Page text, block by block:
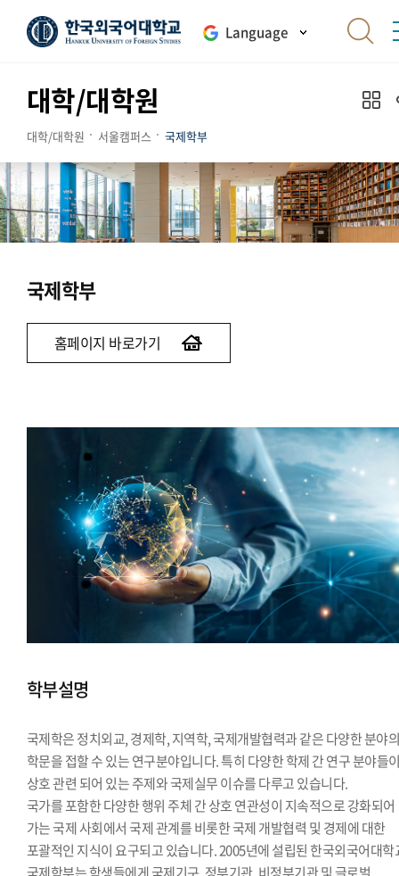
Language
대학/대학원
대학/대학원 서울캠퍼스 국제학부
국제학부
홈페이지 바로가기
학부설명
국제학은 정치외교, 경제학, 지역학, 국제개발협력과 같은 다양한 분야
학문을 접할 수 있는 연구분야입니다. 특히 다양한 학제 간 연구 분야들
상호 관련 되어 있는 주제와 국제실무 이슈를 다루고 있습니다.
국가를 포함한 다양한 행위 주체 간 상호 연관성이 지속적으로 강화되어
가는 국제 사회에서 국제 관계를 비롯한 국제 개발협력 및 경제에 대한
포괄적인 지식이 요구되고 있습니다. 2005년에 설립된 한국외국어대학